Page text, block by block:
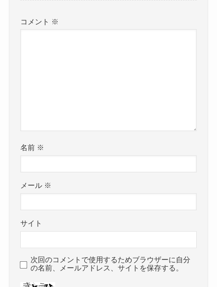
コメント ※
名前 ※
メール ※
サイト
次回のコメントで使用するためブラウザーに自分
の名前、メールアドレス、サイトを保存する。